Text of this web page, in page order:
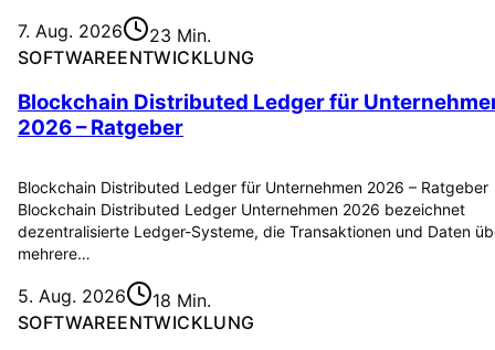
7. Aug. 2026
23 Min.
SOFTWAREENTWICKLUNG
Blockchain Distributed Ledger für
2026 – Ratgeber
Blockchain Distributed Ledger für Unternehmen 2026 – Ratgeber
Blockchain Distributed Ledger Unternehmen 2026 bezeichnet
dezentralisierte Ledger-Systeme, die Transaktionen und Daten
mehrere…
5. Aug. 2026
18 Min.
SOFTWAREENTWICKLUNG